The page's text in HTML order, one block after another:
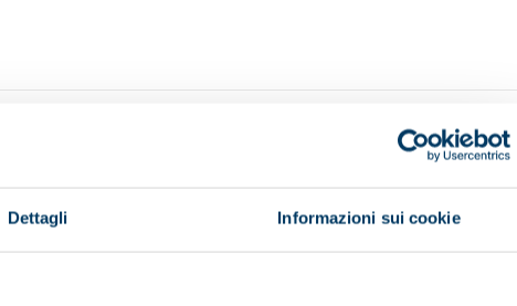
Dettagli Informazioni sui cookie